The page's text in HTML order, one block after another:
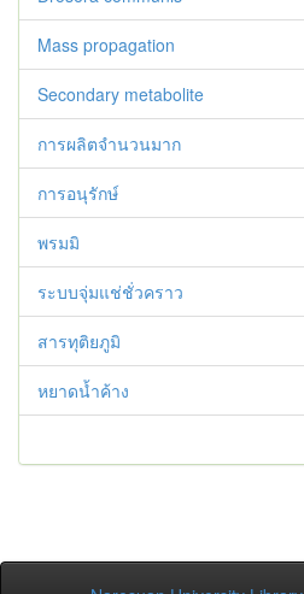
Mass propagation
Secondary metabolite
การผลิตจำนวนมาก
การอนุรักษ์
พรมมิ
ระบบจุ่มแช่ชั่วคราว
สารทุติยภูมิ
หยาดน้ำค้าง